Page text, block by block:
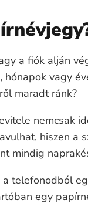
a fiók alján
vagy
maradt ránk?
nemcsak
hiszen a
mindig
telefonodból
egy